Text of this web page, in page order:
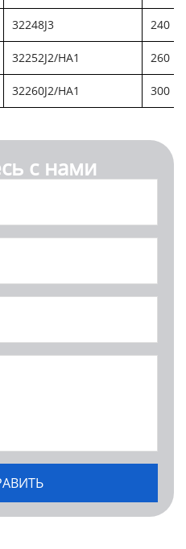
32248J3 240
32252J2/HA1 260
32260J2/HA1 300
с нами